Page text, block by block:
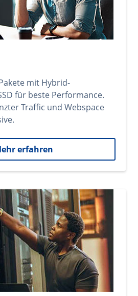
mit Hybrid-
für beste Performance.
Traffic und Webspace
erfahren